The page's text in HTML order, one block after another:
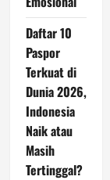
Daftar 10
Paspor
Terkuat di
Dunia 2026,
Indonesia
Naik atau
Masih
Tertinggal?